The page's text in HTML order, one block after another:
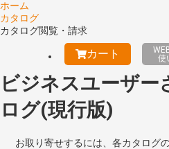
ホーム
カタログ
カタログ閲覧・請求
カート
使
ビジネスユーザー
ログ(現行版)
お取り寄せするには、各カタログ